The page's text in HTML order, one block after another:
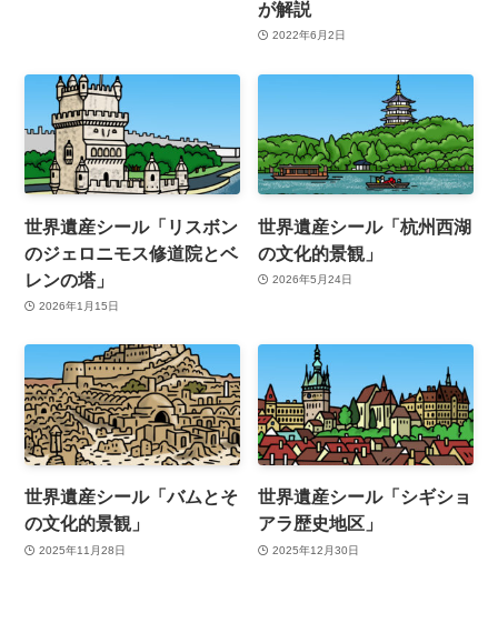
が解説
2022年6月2日
世界遺産シール「リスボン
のジェロニモス修道院とベ
レンの塔」
2026年1月15日
世界遺産シール「杭州西湖
の文化的景観」
2026年5月24日
世界遺産シール「バムとそ
の文化的景観」
2025年11月28日
世界遺産シール「シギショ
アラ歴史地区」
2025年12月30日